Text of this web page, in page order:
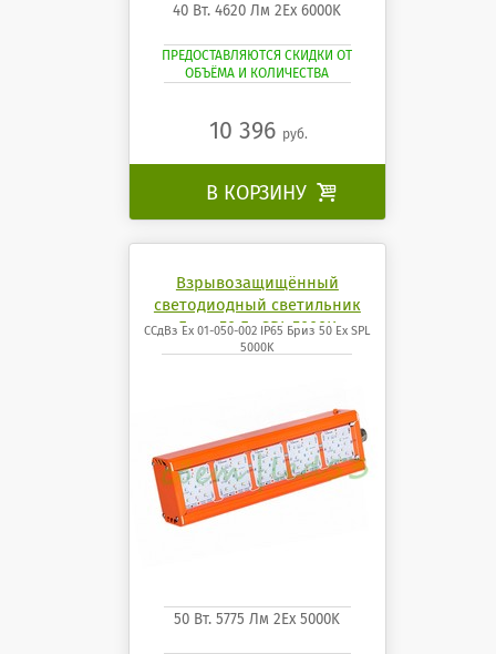
40 Вт. 4620 Лм 2Ех 6000K
ПРЕДОСТАВЛЯЮТСЯ СКИДКИ ОТ
ОБЪЁМА И КОЛИЧЕСТВА
10 396 руб.
В КОРЗИНУ 
Взрывозащищённый
светодиодный светильник
Бриз 50 Ех SPL 5000K
ССдВз Ех 01-050-002 IP65 Бриз 50 Ех SPL
5000K
50 Вт. 5775 Лм 2Ех 5000K